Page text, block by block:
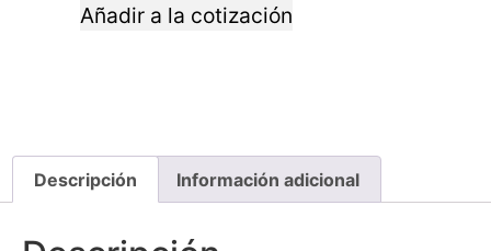
Añadir a la cotización
Descripción Información adicional